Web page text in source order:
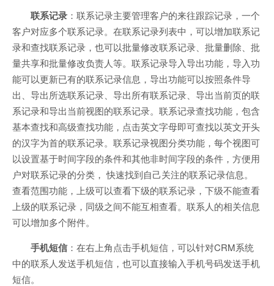
联系记录 ：联系记录主要管理客户的来往跟踪记录，一个
客户对应多个联系记录。在联系记录列表中，可以增加联系记
录和查找联系记录，也可以批量修改联系记录、批量删除、批
量共享和批量修改负责人等。联系记录导入导出功能，导入功
能可以更新已有的联系记录信息，导出功能可以按照条件导
出、导出所选联系记录、导出所有联系记录、导出当前页的联
系记录和导出当前视图的联系记录。联系记录查找功能，包含
基本查找和高级查找功能，点击英文字母即可查找以英文开头
的汉字为首的联系记录。联系记录视图分类功能，每个视图可
以设置基于时间字段的条件和其他非时间字段的条件，方便用
户对联系记录的分类， 快速找到自己关注的联系记录信息。
查看范围功能，上级可以查看下级的联系记录，下级不能查看
上级的联系记录，同级之间不能互相查看。联系人的相关信息
可以增加多个附件。
手机短信：在右上角点击手机短信，可以针对CRM系统
中的联系人发送手机短信，也可以直接输入手机号码发送手机
短信。